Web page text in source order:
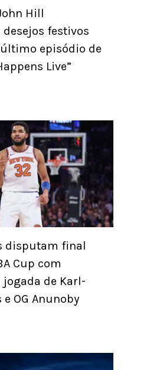
Hill
festivos
episódio de
Live”
disputam final
Cup com
de Karl-
OG Anunoby